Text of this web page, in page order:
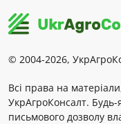
© 2004-2026,
Всі права на
УкрАгроКонсалт. Будь-
письмового дозволу